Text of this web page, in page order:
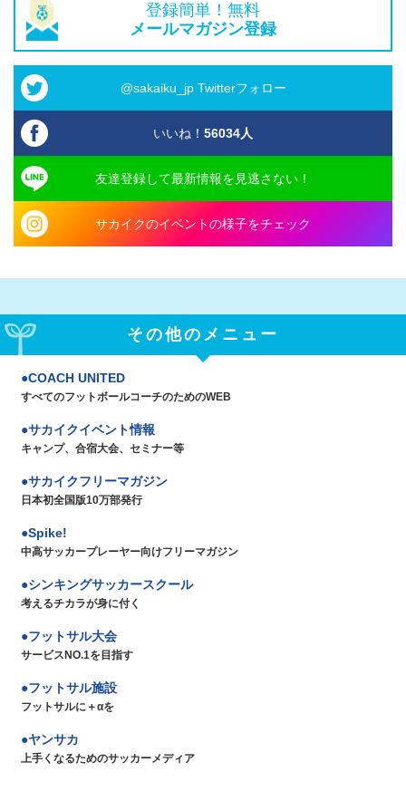
登録簡単！無料
メールマガジン登録
@sakaiku_jp Twitterフォロー
いいね！ 56034人
友達登録して最新情報を見逃さない！
サカイクのイベントの様子をチェック
その他のメニュー
COACH UNITED
すべてのフットボールコーチのためのWEB
サカイクイベント情報
キャンプ、合宿大会、セミナー等
サカイクフリーマガジン
日本初全国版10万部発行
Spike!
中高サッカープレーヤー向けフリーマガジン
シンキングサッカースクール
考えるチカラが身に付く
フットサル大会
サービスNO.1を目指す
フットサル施設
フットサルに＋αを
ヤンサカ
上手くなるためのサッカーメディア